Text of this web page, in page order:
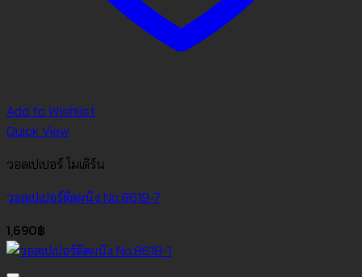
Add to Wishlist
Quick View
วอลเปเปอร์ โมเดิร์น
วอลเปเปอร์ติดผนัง No.8619-7
1,690฿